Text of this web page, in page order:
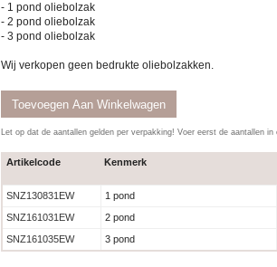
- 1 pond oliebolzak
- 2 pond oliebolzak
- 3 pond oliebolzak
Wij verkopen geen bedrukte oliebolzakken.
Let op dat de aantallen gelden per verpakking! Voer eerst de aantallen
Artikelcode Kenmerk
SNZ130831EW 1 pond
SNZ161031EW
2 pond
SNZ161035EW
3 pond